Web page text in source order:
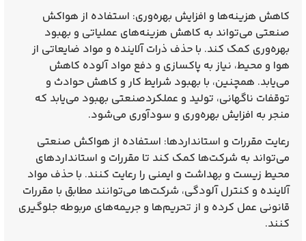
کاهش هزینه‌ها و افزایش بهره‌وری: استفاده از هواکش
صنعتی می‌تواند به کاهش هزینه‌های عملیاتی و بهبود
بهره‌وری کمک کند. با حذف ذرات آلاینده و مواد ضایعاتی از
هوا و محیط، نیاز به پاکسازی و دفع مواد آلوده کاهش
می‌یابد. همچنین، با بهبود شرایط کار و کاهش حوادث و
توقفات ناگهانی، تولید و عملکردصنعتی بهبود می‌یابد که
منجر به افزایش بهره‌وری و سودآوری می‌شود.
رعایت مقررات و استانداردها: استفاده از هواکش صنعتی
می‌تواند به شرکت‌ها کمک کند تا مقررات و استانداردهای
محیط زیست و بهداشت و ایمنی را رعایت کنند. با حذف مواد
آلاینده و کنترل آلودگی، شرکت‌ها می‌توانند مطابق با مقررات
قانونی عمل کرده و از تحریم‌ها و جریمه‌های مربوطه جلوگیری
کنند.